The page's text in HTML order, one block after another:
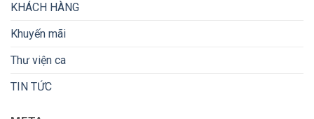
KHÁCH HÀNG
Khuyến mãi
Thư viện ca
TIN TỨC